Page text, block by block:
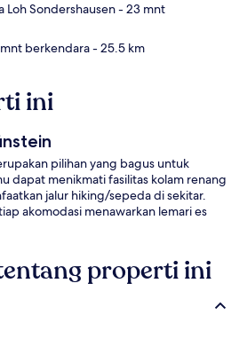
Sondershausen- 23 mnt
berkendara- 25.5 km
ini
pilihan yang bagus untuk
dapat menikmati fasilitas kolam renang
jalur hiking/sepeda di sekitar.
akomodasi menawarkan lemari es
properti ini